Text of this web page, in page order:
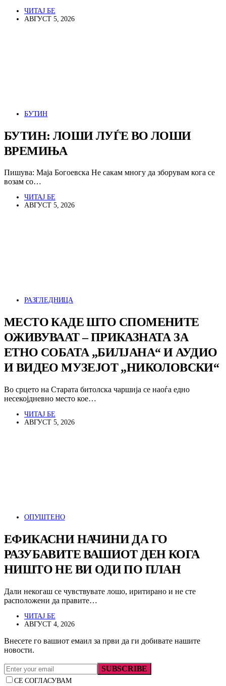
ЧИТАЈ БЕ
АВГУСТ 5, 2026
БУТИН
БУТИН: ЛОШИ ЛУЃЕ ВО ЛОШИ
ВРЕМИЊА
Пишува: Маја Богоевска Не сакам многу да зборувам кога се
возам со…
ЧИТАЈ БЕ
АВГУСТ 5, 2026
РАЗГЛЕДНИЦА
МЕСТО КАДЕ ШТО СПОМЕНИТЕ
ОЖИВУВААТ – ПРИКАЗНАТА ЗА
ЕТНО СОБАТА „БИЛЈАНА“ И АУДИО
И ВИДЕО МУЗЕЈОТ „НИКОЛОВСКИ“
Во срцето на Старата битолска чаршија се наоѓа едно
несекојдневно место кое…
ЧИТАЈ БЕ
АВГУСТ 5, 2026
ОПУШТЕНО
ЕФИКАСНИ НАЧИНИ ДА ГО
РАЗУБАВИТЕ ВАШИОТ ДЕН КОГА
НИШТО НЕ ВИ ОДИ ПО ПЛАН
Дали некогаш се чувствувате лошо, иритирано и не сте
расположени да правите…
ЧИТАЈ БЕ
АВГУСТ 4, 2026
Внесете го вашиот емаил за први да ги добивате нашите
новости.
SUBSCRIBE
СЕ СОГЛАСУВАМ